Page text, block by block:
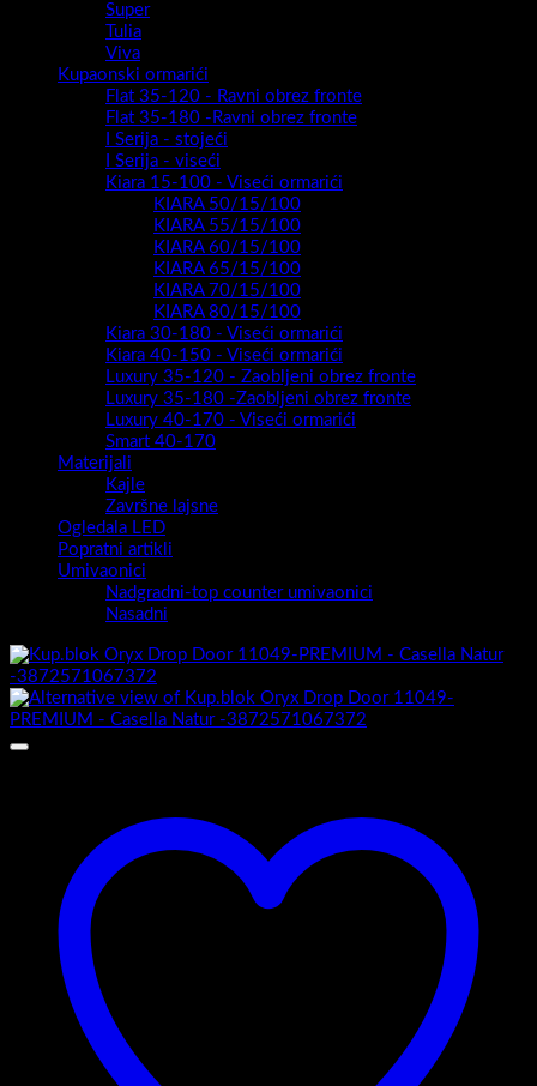
Super
Tulia
Viva
Kupaonski ormarići
Flat 35-120 - Ravni obrez fronte
Flat 35-180 -Ravni obrez fronte
I Serija - stojeći
I Serija - viseći
Kiara 15-100 - Viseći ormarići
KIARA 50/15/100
KIARA 55/15/100
KIARA 60/15/100
KIARA 65/15/100
KIARA 70/15/100
KIARA 80/15/100
Kiara 30-180 - Viseći ormarići
Kiara 40-150 - Viseći ormarići
Luxury 35-120 - Zaobljeni obrez fronte
Luxury 35-180 -Zaobljeni obrez fronte
Luxury 40-170 - Viseći ormarići
Smart 40-170
Materijali
Kajle
Završne lajsne
Ogledala LED
Popratni artikli
Umivaonici
Nadgradni-top counter umivaonici
Nasadni